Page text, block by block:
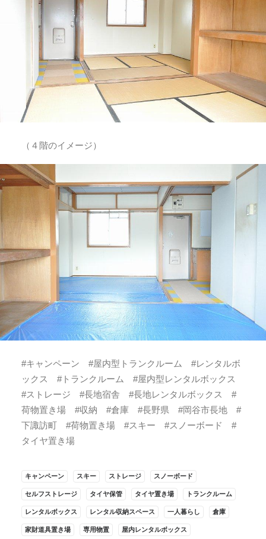
（４階のイメージ）
#キャンペーン #屋内型トランクルーム #レンタルボ
ックス #トランクルーム #屋内型レンタルボックス
#ストレージ #長地宿舎 #長地レンタルボックス #
荷物置き場 #収納 #倉庫 #長野県 #岡谷市長地 #
下諏訪町 #荷物置き場 #スキー #スノーボード #
タイヤ置き場
キャンペーン スキー ストレージ スノーボード
セルフストレージ タイヤ保管 タイヤ置き場 トランクルーム
レンタルボックス レンタル収納スペース 一人暮らし 倉庫
家財道具置き場 専用物置 屋内レンタルボックス